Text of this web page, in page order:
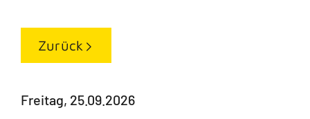
Zurück
Freitag, 25.09.2026